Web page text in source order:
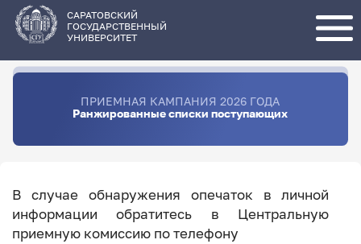
основному
содержанию
САРАТОВСКИЙ
ГОСУДАРСТВЕННЫЙ
УНИВЕРСИТЕТ
ПРИЕМНАЯ КАМПАНИЯ 2026 ГОДА
Ранжированные списки поступающих
В случае обнаружения опечаток в личной
информации обратитесь в Центральную
приемную комиссию по телефону